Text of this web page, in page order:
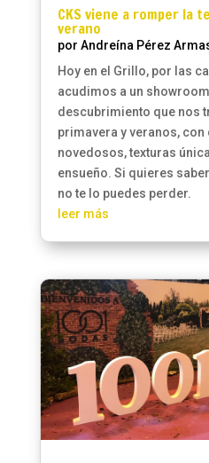
CKS viene a romper la
verano
por Andreína Pérez
Hoy en el Grillo, por las
acudimos a un
descubrimiento que nos
primavera y veranos,
novedosos, texturas
ensueño. Si quieres
no te lo puedes perder.
leer más